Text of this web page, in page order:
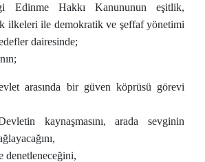
Edinme Hakkı Kanununun eşitlik,
ilkeleri ile demokratik ve şeffaf yönetimi
dairesinde;
arasında bir güven köprüsü görevi
kaynaşmasını, arada sevginin
denetleneceğini,